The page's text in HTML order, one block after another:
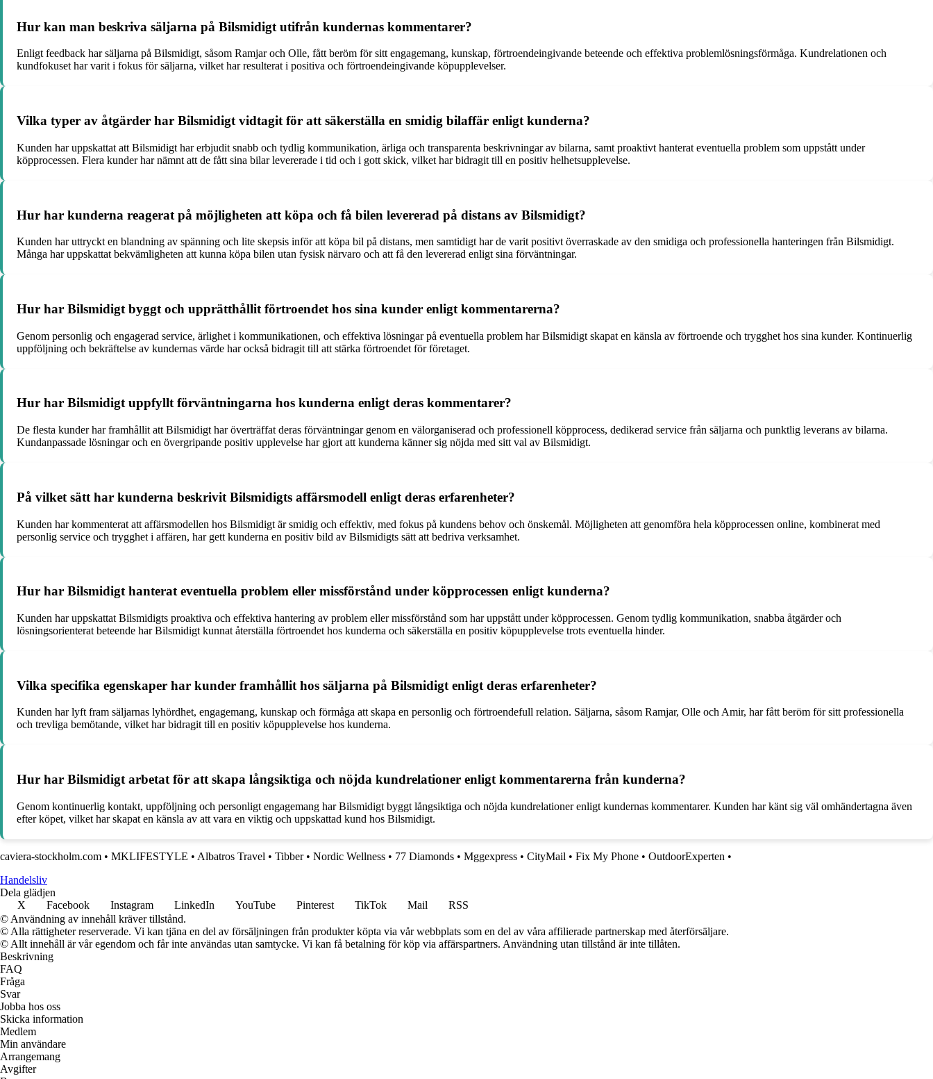
Hur kan man beskriva säljarna på Bilsmidigt utifrån kundernas kommentarer?
Enligt feedback har säljarna på Bilsmidigt, såsom Ramjar och Olle, fått beröm för sitt engagemang, kunskap, förtroendeingivande beteende och effektiva problemlösningsförmåga. Kundrelationen och
kundfokuset har varit i fokus för säljarna, vilket har resulterat i positiva och förtroendeingivande köpupplevelser.
Vilka typer av åtgärder har Bilsmidigt vidtagit för att säkerställa en smidig bilaffär enligt kunderna?
Kunden har uppskattat att Bilsmidigt har erbjudit snabb och tydlig kommunikation, ärliga och transparenta beskrivningar av bilarna, samt proaktivt hanterat eventuella problem som uppstått under
köpprocessen. Flera kunder har nämnt att de fått sina bilar levererade i tid och i gott skick, vilket har bidragit till en positiv helhetsupplevelse.
Hur har kunderna reagerat på möjligheten att köpa och få bilen levererad på distans av Bilsmidigt?
Kunden har uttryckt en blandning av spänning och lite skepsis inför att köpa bil på distans, men samtidigt har de varit positivt överraskade av den smidiga och professionella hanteringen från Bilsmidigt.
Många har uppskattat bekvämligheten att kunna köpa bilen utan fysisk närvaro och att få den levererad enligt sina förväntningar.
Hur har Bilsmidigt byggt och upprätthållit förtroendet hos sina kunder enligt kommentarerna?
Genom personlig och engagerad service, ärlighet i kommunikationen, och effektiva lösningar på eventuella problem har Bilsmidigt skapat en känsla av förtroende och trygghet hos sina kunder. Kontinuerlig
uppföljning och bekräftelse av kundernas värde har också bidragit till att stärka förtroendet för företaget.
Hur har Bilsmidigt uppfyllt förväntningarna hos kunderna enligt deras kommentarer?
De flesta kunder har framhållit att Bilsmidigt har överträffat deras förväntningar genom en välorganiserad och professionell köpprocess, dedikerad service från säljarna och punktlig leverans av bilarna.
Kundanpassade lösningar och en övergripande positiv upplevelse har gjort att kunderna känner sig nöjda med sitt val av Bilsmidigt.
På vilket sätt har kunderna beskrivit Bilsmidigts affärsmodell enligt deras erfarenheter?
Kunden har kommenterat att affärsmodellen hos Bilsmidigt är smidig och effektiv, med fokus på kundens behov och önskemål. Möjligheten att genomföra hela köpprocessen online, kombinerat med
personlig service och trygghet i affären, har gett kunderna en positiv bild av Bilsmidigts sätt att bedriva verksamhet.
Hur har Bilsmidigt hanterat eventuella problem eller missförstånd under köpprocessen enligt kunderna?
Kunden har uppskattat Bilsmidigts proaktiva och effektiva hantering av problem eller missförstånd som har uppstått under köpprocessen. Genom tydlig kommunikation, snabba åtgärder och
lösningsorienterat beteende har Bilsmidigt kunnat återställa förtroendet hos kunderna och säkerställa en positiv köpupplevelse trots eventuella hinder.
Vilka specifika egenskaper har kunder framhållit hos säljarna på Bilsmidigt enligt deras erfarenheter?
Kunden har lyft fram säljarnas lyhördhet, engagemang, kunskap och förmåga att skapa en personlig och förtroendefull relation. Säljarna, såsom Ramjar, Olle och Amir, har fått beröm för sitt professionella
och trevliga bemötande, vilket har bidragit till en positiv köpupplevelse hos kunderna.
Hur har Bilsmidigt arbetat för att skapa långsiktiga och nöjda kundrelationer enligt kommentarerna från kunderna?
Genom kontinuerlig kontakt, uppföljning och personligt engagemang har Bilsmidigt byggt långsiktiga och nöjda kundrelationer enligt kundernas kommentarer. Kunden har känt sig väl omhändertagna även
efter köpet, vilket har skapat en känsla av att vara en viktig och uppskattad kund hos Bilsmidigt.
caviera-stockholm.com • MKLIFESTYLE • Albatros Travel • Tibber• Nordic Wellness • 77 Diamonds • Mggexpress • CityMail • Fix My Phone • OutdoorExperten •
Handelsliv
Dela glädjen
X
Facebook Instagram LinkedIn YouTube Pinterest TikTok Mail
RSS
© Användning av innehåll kräver tillstånd.
© Alla rättigheter reserverade. Vi kan tjäna en del av försäljningen från produkter köpta via vår webbplats som en del av våra affilierade partnerskap med återförsäljare.
© Allt innehåll är vår egendom och får inte användas utan samtycke. Vi kan få betalning för köp via affärspartners. Användning utan tillstånd är inte tillåten.
Beskrivning
FAQ
Fråga
Svar
Jobba hos oss
Skicka information
Medlem
Min användare
Arrangemang
Avgifter